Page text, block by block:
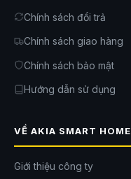
Chính sách đổi trả
Chính sách giao hàng
Chính sách bảo mật
Hướng dẫn sử dụng
VỀ AKIA SMART HOME
Giới thiệu công ty